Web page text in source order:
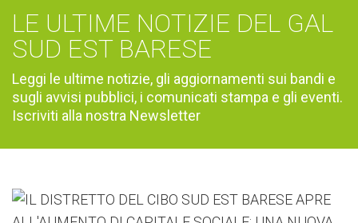
LE ULTIME NOTIZIE DEL GAL
SUD EST BARESE
Leggi le ultime notizie, gli aggiornamenti sui bandi e
sugli avvisi pubblici, i comunicati stampa e gli eventi.
Iscriviti alla nostra Newsletter